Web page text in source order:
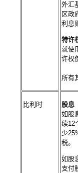
外汇
区政
利息
特许
就使
许权
所有
比利时
股息
如股
续12
少
税。
如股
支付